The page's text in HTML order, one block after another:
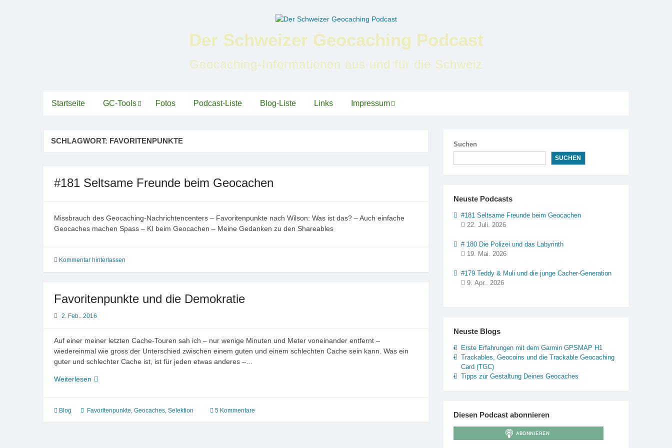
Der Schweizer Geocaching Podcast
Geocaching-Informationen aus und für die Schweiz
Startseite GC-Tools Fotos Podcast-Liste Blog-Liste Links Impressum
SCHLAGWORT: FAVORITENPUNKTE
#181 Seltsame Freunde beim Geocachen
Missbrauch des Geocaching-Nachrichtencenters – Favoritenpunkte nach Wilson: Was ist das? – Auch einfache
Geocaches machen Spass – KI beim Geocachen – Meine Gedanken zu den Shareables
Kommentar hinterlassen
Favoritenpunkte und die Demokratie
2. Feb.. 2016
Auf einer meiner letzten Cache-Touren sah ich – nur wenige Minuten und Meter voneinander entfernt –
wiedereinmal wie gross der Unterschied zwischen einem guten und einem schlechten Cache sein kann. Was ein
guter und schlechter Cache ist, ist für jeden etwas anderes –…
Weiterlesen Favoritenpunkte
Demokratie
Blog Favoritenpunkte, Geocaches, Selektion 5 Kommentare
Suchen
SUCHEN
Neuste Podcasts
#181 Seltsame Freunde beim Geocachen
22. Juli. 2026
# 180 Die Polizei und das Labyrinth
19. Mai. 2026
#179 Teddy & Muli und die junge Cacher-Generation
9. Apr.. 2026
Neuste Blogs
Erste Erfahrungen mit dem Garmin GPSMAP H1
Trackables, Geocoins und die Trackable Geocaching
Card (TGC)
Tipps zur Gestaltung Deines Geocaches
Diesen Podcast abonnieren